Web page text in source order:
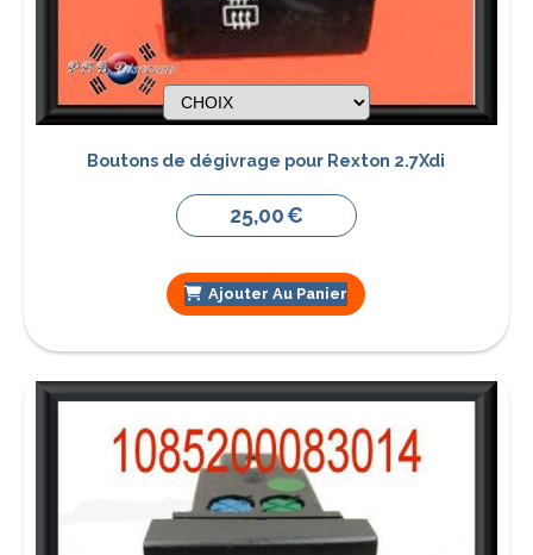
Boutons de dégivrage pour Rexton 2.7Xdi
25,00€
Ajouter Au Panier